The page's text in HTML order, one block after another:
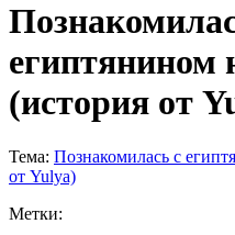
египтянином
(история от
Тема: Познакомилась с
от Yulya)
Метки: